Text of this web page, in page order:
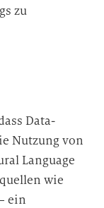
zu
Data-
Nutzung von
Language
wie
ein